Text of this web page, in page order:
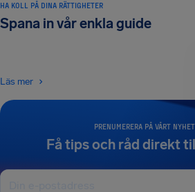
PRENUMERERA PÅ VÅRT
Få tips och råd direkt
HA KOLL PÅ DINA RÄTTIGHETER
Spana in vår enkla guide
Läs mer